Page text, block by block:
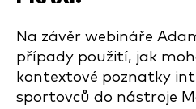
Na závěr webináře
případy použití, jak
kontextové poznatky
sportovců do nástroje